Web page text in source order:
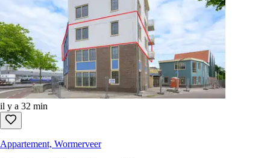
il y a 32 min
Appartement, Wormerveer